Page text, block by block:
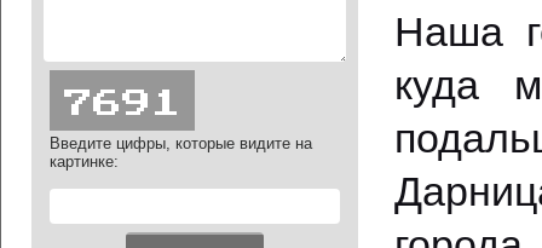
Введите цифры, которые видите на
картинке:
Наша
куда